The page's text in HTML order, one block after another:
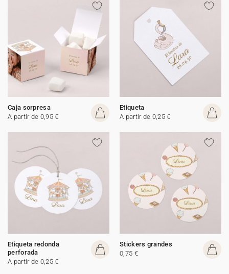
Caja sorpresa
A partir de 0,95 €
Etiqueta
A partir de 0,25 €
Etiqueta redonda
perforada
A partir de 0,25 €
Stickers grandes
0,75 €